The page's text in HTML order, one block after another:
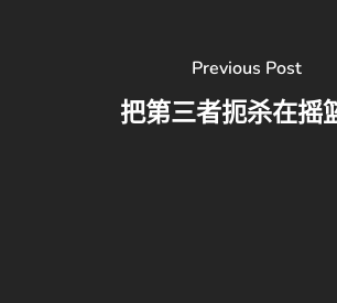
Previous Post
把第三者扼杀在摇